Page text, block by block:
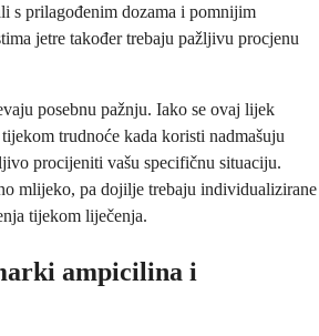
s prilagođenim dozama i pomnijim
jetre također trebaju pažljivu procjenu
posebnu pažnju. Iako se ovaj lijek
trudnoće kada koristi nadmašuju
procijeniti vašu specifičnu situaciju.
mlijeko, pa dojilje trebaju individualizirane
tijekom liječenja.
ampicilina i